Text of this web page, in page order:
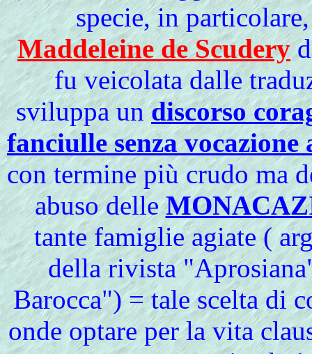
specie, in
Maddeleine de Scudery
fu veicolata dalle
sviluppa undiscorso
fanciulle senza
con termine più crudo ma
abuso delle
tante famiglie agiate (
della rivista
Barocca") = tale scelta di
onde optare per la vita